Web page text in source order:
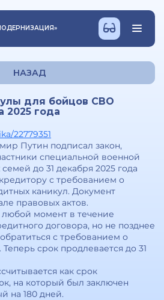
»
НАЗАД
для бойцов СВО
2025 года
22779351
Путин подписал закон,
специальной военной
до 31 декабря 2025 года
с требованием о
каникул. Документ
правовых актов.
момент в течение
договора, но не позднее
с требованием о
срок продлевается до 31
как срок
на который был заключен
на 180 дней.